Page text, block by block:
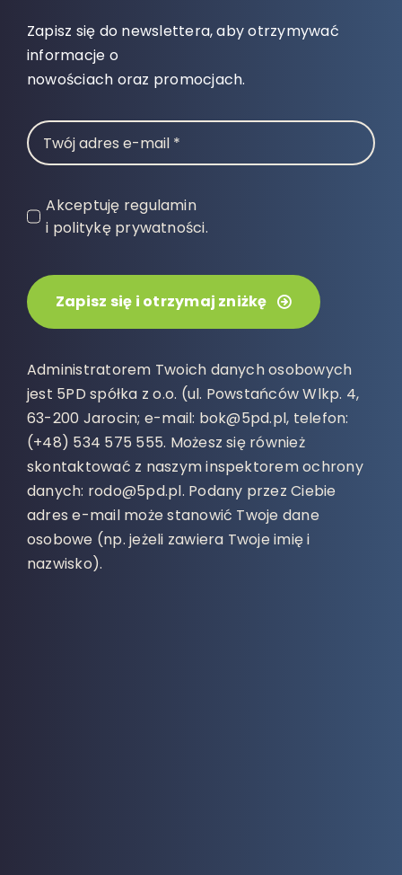
Zapisz się do newslettera, aby otrzymywać
informacje o
nowościach oraz promocjach.
Akceptuję regulamin
i politykę prywatności.
Zapisz się i otrzymaj zniżkę
Administratorem Twoich danych osobowych
jest 5PD spółka z o.o. (ul. Powstańców Wlkp. 4,
63-200 Jarocin; e-mail: bok@5pd.pl, telefon:
(+48) 534 575 555. Możesz się również
skontaktować z naszym inspektorem ochrony
danych: rodo@5pd.pl. Podany przez Ciebie
adres e-mail może stanowić Twoje dane
osobowe (np. jeżeli zawiera Twoje imię i
nazwisko).